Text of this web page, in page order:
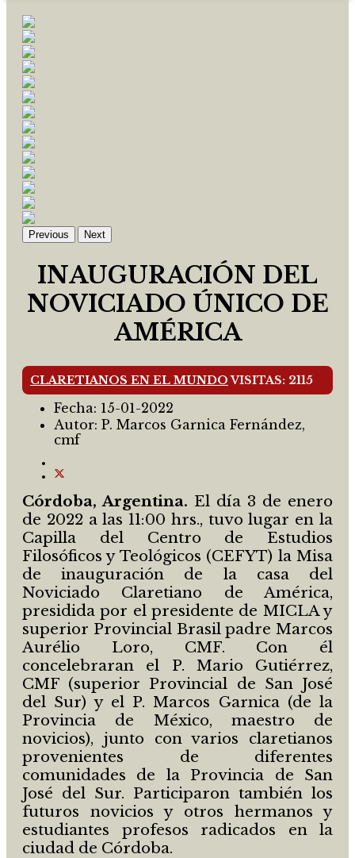
Previous Next
INAUGURACIÓN DEL
NOVICIADO ÚNICO DE
AMÉRICA
CLARETIANOS EN EL MUNDO VISITAS: 2115
Fecha: 15-01-2022
Autor: P. Marcos Garnica Fernández,
cmf
Córdoba, Argentina. El día 3 de enero
de 2022 a las 11:00 hrs., tuvo lugar en la
Capilla del Centro de Estudios
Filosóficos y Teológicos (CEFYT) la Misa
de inauguración de la casa del
Noviciado Claretiano de América,
presidida por el presidente de MICLA y
superior Provincial Brasil padre Marcos
Aurélio Loro, CMF. Con él
concelebraran el P. Mario Gutiérrez,
CMF (superior Provincial de San José
del Sur) y el P. Marcos Garnica (de la
Provincia de México, maestro de
novicios), junto con varios claretianos
provenientes de diferentes
comunidades de la Provincia de San
José del Sur. Participaron también los
futuros novicios y otros hermanos y
estudiantes profesos radicados en la
ciudad de Córdoba.